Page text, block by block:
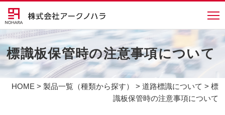
標識板保管時の注意事項について
HOME > 製品一覧（種類から探す） > 道路標識について > 標
識板保管時の注意事項について